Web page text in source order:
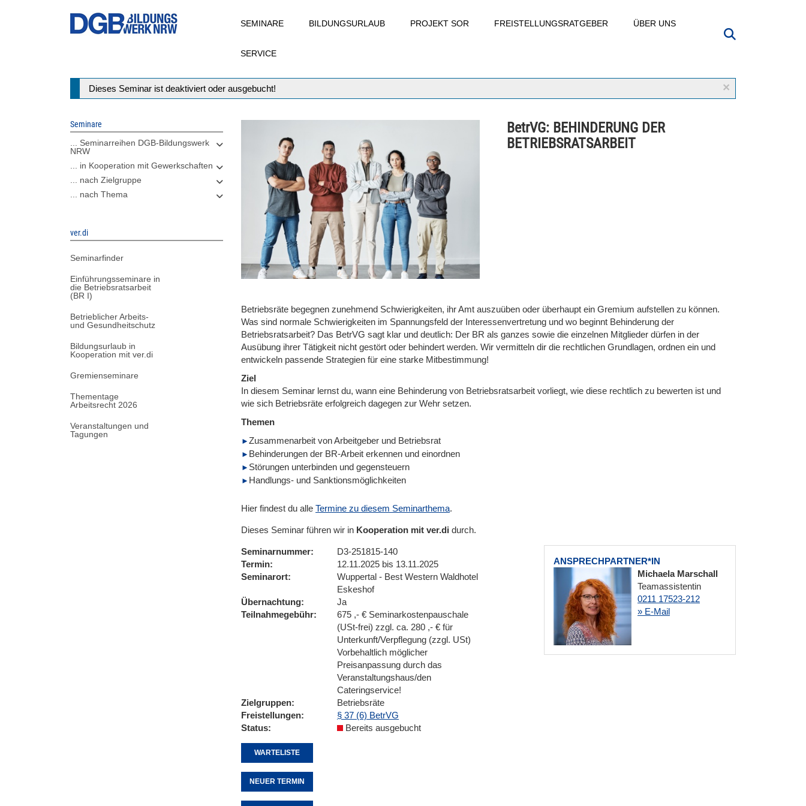
SEMINARE BILDUNGSURLAUB PROJEKT SOR FREISTELLUNGSRATGEBER ÜBER UNS
SERVICE
×
Statusmeldung
Dieses Seminar ist deaktiviert oder ausgebucht!
Seminare
... Seminarreihen DGB-Bildungswerk
NRW
... in Kooperation mit Gewerkschaften
... nach Zielgruppe
... nach Thema
ver.di
Seminarfinder
Einführungsseminare in
die Betriebsratsarbeit
(BR I)
Betrieblicher Arbeits-
und Gesundheitschutz
Bildungsurlaub in
Kooperation mit ver.di
Gremienseminare
Thementage
Arbeitsrecht 2026
Veranstaltungen und
Tagungen
BetrVG: BEHINDERUNG DER
BETRIEBSRATSARBEIT
Betriebsräte begegnen zunehmend Schwierigkeiten, ihr Amt auszuüben oder überhaupt ein Gremium aufstellen zu können.
Was sind normale Schwierigkeiten im Spannungsfeld der Interessenvertretung und wo beginnt Behinderung der
Betriebsratsarbeit? Das BetrVG sagt klar und deutlich: Der BR als ganzes sowie die einzelnen Mitglieder dürfen in der
Ausübung ihrer Tätigkeit nicht gestört oder behindert werden. Wir vermitteln dir die rechtlichen Grundlagen, ordnen ein und
entwickeln passende Strategien für eine starke Mitbestimmung!
Ziel
In diesem Seminar lernst du, wann eine Behinderung von Betriebsratsarbeit vorliegt, wie diese rechtlich zu bewerten ist und
wie sich Betriebsräte erfolgreich dagegen zur Wehr setzen.
Themen
Zusammenarbeit von Arbeitgeber und Betriebsrat
Behinderungen der BR-Arbeit erkennen und einordnen
Störungen unterbinden und gegensteuern
Handlungs- und Sanktionsmöglichkeiten
Hier findest du alle Termine zu diesem Seminarthema.
Dieses Seminar führen wir in Kooperation mit ver.di durch.
ANSPRECHPARTNER*IN
Michaela Marschall
Teamassistentin
0211 17523-212
» E-Mail
Seminarnummer
D3-251815-140
Termin
12.11.2025 bis 13.11.2025
Seminarort
Wuppertal - Best Western Waldhotel
Eskeshof
Übernachtung
Ja
Teilnahmegebühr
675 ,- € Seminarkostenpauschale
(USt-frei) zzgl. ca. 280 ,- € für
Unterkunft/Verpflegung (zzgl. USt)
Vorbehaltlich möglicher
Preisanpassung durch das
Veranstaltungshaus/den
Cateringservice!
Zielgruppen
Betriebsräte
Freistellungen
§ 37 (6) BetrVG
Status
Bereits ausgebucht
WARTELISTE
NEUER TERMIN